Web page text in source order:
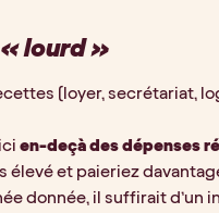
lourd »
(loyer, secrétariat,
en-deçà des dépenses
et paieriez
donnée, il suffirait